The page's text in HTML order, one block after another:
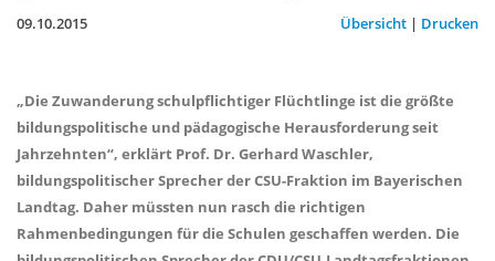
09.10.2015 Übersicht | Drucken
Die Zuwanderung schulpflichtiger Flüchtlinge ist die größte
bildungspolitische und pädagogische Herausforderung seit
Jahrzehnten“, erklärt Prof. Dr. Gerhard Waschler,
bildungspolitischer Sprecher der CSU-Fraktion im Bayerischen
Landtag. Daher müssten nun rasch die richtigen
Rahmenbedingungen für die Schulen geschaffen werden. Die